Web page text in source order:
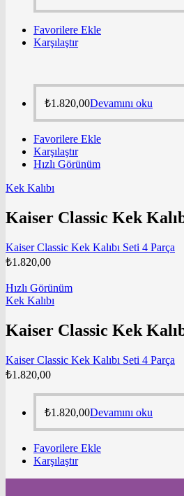
Favorilere Ekle
Karşılaştır
₺1.820,00Devamını oku
Favorilere Ekle
Karşılaştır
Hızlı Görünüm
Kek Kalıbı
Kaiser Classic Kek
Kaiser Classic Kek Kalıbı Seti 4 Parça
₺1.820,00
Hızlı Görünüm
Kek Kalıbı
Kaiser Classic Kek
Kaiser Classic Kek Kalıbı Seti 4 Parça
₺1.820,00
₺1.820,00Devamını oku
Favorilere Ekle
Karşılaştır